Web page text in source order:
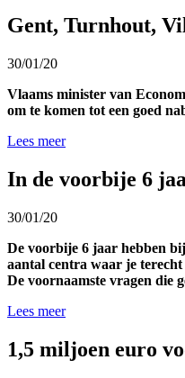
Gent, Turnhout,
30/01/20
Vlaams minister van
om te komen tot een goed
Lees meer
In de voorbije 6
30/01/20
De voorbije 6 jaar hebben
aantal centra waar je terecht
De voornaamste vragen die
Lees meer
1,5 miljoen euro